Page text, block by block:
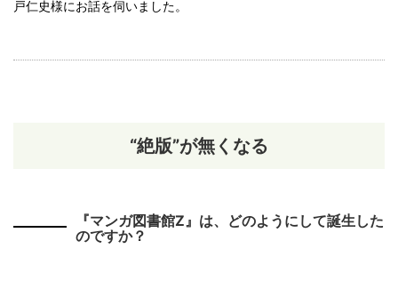
戸仁史様にお話を伺いました。
“絶版”が無くなる
『マンガ図書館Z』は、どのようにして誕生した
のですか？